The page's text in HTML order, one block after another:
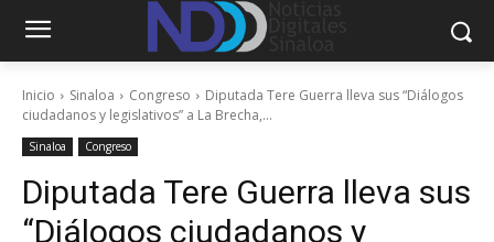
Inicio Sinaloa Congreso
Diputada Tere Guerra lleva sus “Diálogos
ciudadanos y legislativos” a La Brecha,...
Sinaloa Congreso
Diputada Tere Guerra lleva sus
“Diálogos ciudadanos y